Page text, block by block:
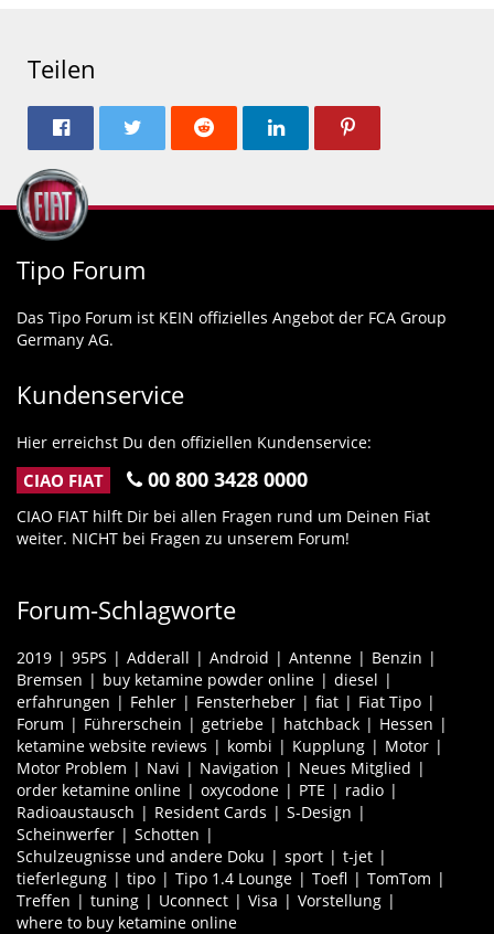
Teilen
Tipo Forum
Das Tipo Forum ist KEIN offizielles Angebot der FCA Group
Germany AG.
Kundenservice
Hier erreichst Du den offiziellen Kundenservice:
CIAO FIAT 00 800 3428 0000
CIAO FIAT hilft Dir bei allen Fragen rund um Deinen Fiat
weiter. NICHT bei Fragen zu unserem Forum!
Forum-Schlagworte
2019 95PS Adderall Android Antenne
Benzin
Bremsen
buy ketamine powder online
diesel
erfahrungen
Fehler Fensterheber fiat
Fiat Tipo
Forum
Führerschein getriebe hatchback
Hessen
ketamine website reviews
kombi Kupplung
Motor
Motor Problem
Navi Navigation
Neues Mitglied
order ketamine online
oxycodone PTE
radio
Radioaustausch
Resident Cards
S-Design
Scheinwerfer
Schotten
Schulzeugnisse und andere Doku
sport
t-jet
tieferlegung
tipo Tipo 1.4 Lounge Toefl
TomTom
Treffen
tuning Uconnect Visa
Vorstellung
where to buy ketamine online